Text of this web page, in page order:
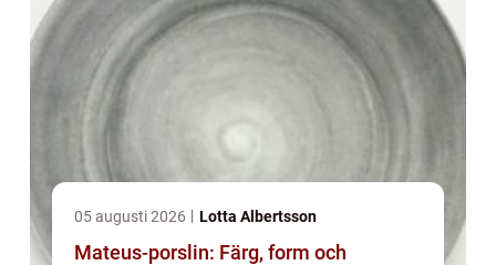
05 augusti 2026 Lotta Albertsson
Mateus-porslin: Färg, form och